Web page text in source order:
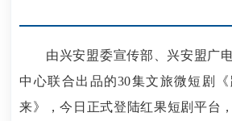
由兴安盟委宣传部、兴安盟广电
中心联合出品的30集文旅微短剧
来》，今日正式登陆红果短剧平台